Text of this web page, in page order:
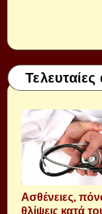
Aσθένειες,
θλίψεις κατά